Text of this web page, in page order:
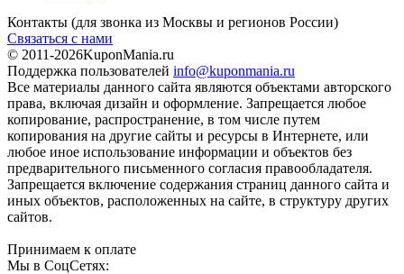
Контакты (для звонка из Москвы и регионов России)
Связаться с нами
© 2011-2026KuponMania.ru
Поддержка пользователей info@kuponmania.ru
Все материалы данного сайта являются объектами авторского
права, включая дизайн и оформление. Запрещается любое
копирование, распространение, в том числе путем
копирования на другие сайты и ресурсы в Интернете, или
любое иное использование информации и объектов без
предварительного письменного согласия правообладателя.
Запрещается включение содержания страниц данного сайта и
иных объектов, расположенных на сайте, в структуру других
сайтов.
Принимаем к оплате
Мы в СоцСетях: